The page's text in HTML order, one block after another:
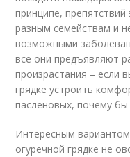
принципе,
разным семействам и
возможными
все они предъявляют
произрастания – если
грядке устроить
пасленовых, почему бы
Интересным
огуречной грядке не